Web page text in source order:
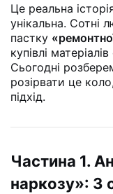
Це реальна
унікальна. Сотні
пастку
купівлі
Сьогодні
розірвати це
підхід.
Частина 1.
наркозу»: 3